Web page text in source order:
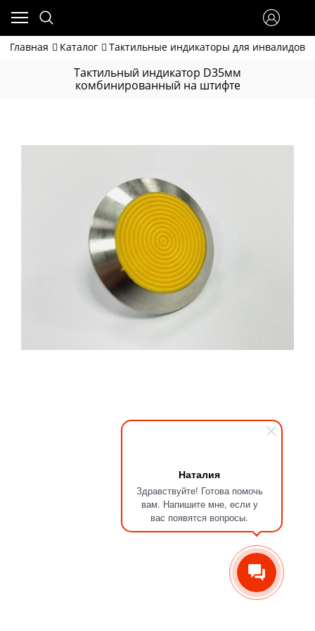
Наталия
Здравствуйте! Готова помочь
вам. Напишите мне, если у
вас появятся вопросы.
Главная Каталог Тактильные индикаторы для инвалидов
Тактильный индикатор D35мм
комбинированный на штифте